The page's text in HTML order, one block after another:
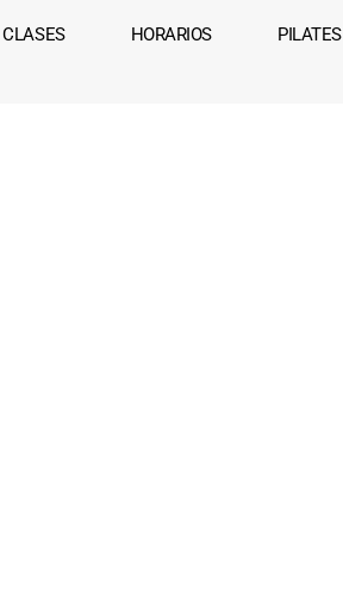
CLASES HORARIOS PILATES